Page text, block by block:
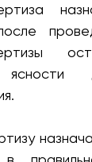
ясности